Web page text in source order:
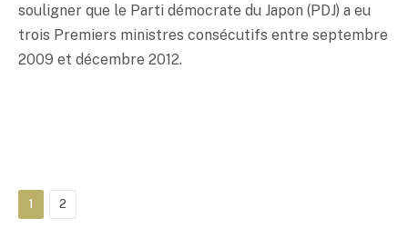
souligner que le Parti démocrate du Japon (PDJ) a eu
trois Premiers ministres consécutifs entre septembre
2009 et décembre 2012.
1 2